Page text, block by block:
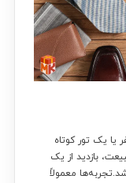
یا یک تور کوتاه
بازدید از یک
معمولاً